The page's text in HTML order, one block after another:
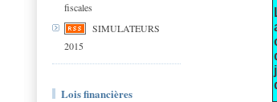
fiscales
SIMULATEURS
2015
Lois financières